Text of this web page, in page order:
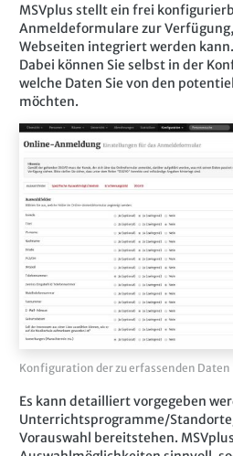
MSVplus stellt ein frei
Anmeldeformulare zur
Webseiten integriert werden kann.
Dabei können Sie selbst in der
welche Daten Sie von den
möchten.
Konfiguration der zu erfassenden Daten
Es kann detailliert vorgegeben
Unterrichtsprogramme/
Vorauswahl bereitstehen.